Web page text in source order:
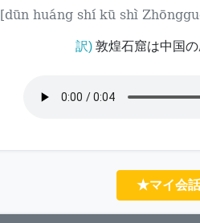
[dūn huáng shí kū shì
訳)敦煌石窟は中国の
★マイ会